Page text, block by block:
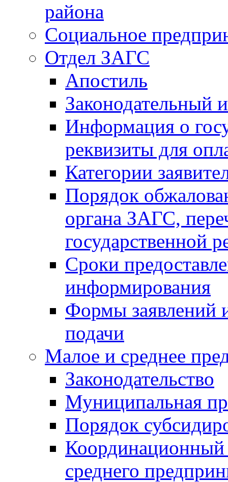
района
Социальное
Отдел ЗАГС
Апостиль
Законодательный
Информация о
реквизиты для
Категории
Порядок
органа ЗАГС,
государственной
Сроки
информирования
Формы заявлений
подачи
Малое и среднее
Законодательство
Муниципальная
Порядок
Координационный
среднего